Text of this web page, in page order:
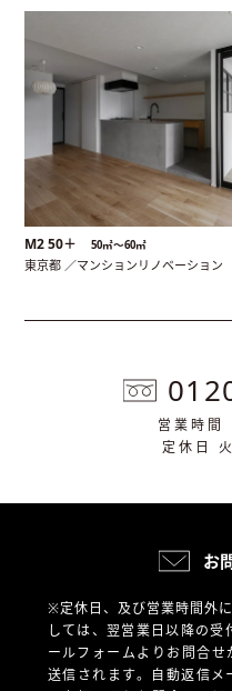
M2 50＋ 50㎡〜60㎡
東京都 ／マンションリノベーション
営業時
定休日
お
※定休日、及び営業時間外
しては、翌営業日以降の受
ールフォームよりお問合
送信されます。自動返信メ